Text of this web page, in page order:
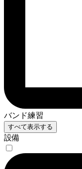
バンド練習
すべて表示する
設備